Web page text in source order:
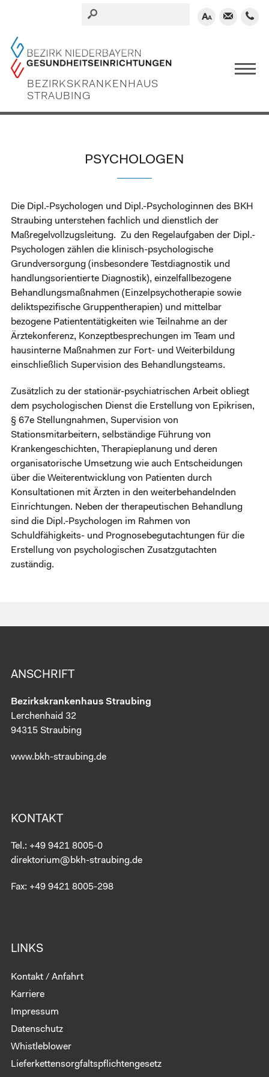
  

BEZIRKSKRANKENHAUS
STRAUBING
PSYCHOLOGEN
Die Dipl.-Psychologen und Dipl.-Psychologinnen des BKH
Straubing unterstehen fachlich und dienstlich der
Maßregelvollzugsleitung. Zu den Regelaufgaben der Dipl.-
Psychologen zählen die klinisch-psychologische
Grundversorgung (insbesondere Testdiagnostik und
handlungsorientierte Diagnostik), einzelfallbezogene
Behandlungsmaßnahmen (Einzelpsychotherapie sowie
deliktspezifische Gruppentherapien) und mittelbar
bezogene Patiententätigkeiten wie Teilnahme an der
Ärztekonferenz, Konzeptbesprechungen im Team und
hausinterne Maßnahmen zur Fort- und Weiterbildung
einschließlich Supervision des Behandlungsteams.
Zusätzlich zu der stationär-psychiatrischen Arbeit obliegt
dem psychologischen Dienst die Erstellung von Epikrisen,
§ 67e Stellungnahmen, Supervision von
Stationsmitarbeitern, selbständige Führung von
Krankengeschichten, Therapieplanung und deren
organisatorische Umsetzung wie auch Entscheidungen
über die Weiterentwicklung von Patienten durch
Konsultationen mit Ärzten in den weiterbehandelnden
Einrichtungen. Neben der therapeutischen Behandlung
sind die Dipl.-Psychologen im Rahmen von
Schuldfähigkeits- und Prognosebegutachtungen für die
Erstellung von psychologischen Zusatzgutachten
zuständig.
ANSCHRIFT
Bezirkskrankenhaus Straubing
Lerchenhaid 32
94315 Straubing
www.bkh-straubing.de
KONTAKT
Tel.: +49 9421 8005-0
direktorium@bkh-straubing.de
Fax: +49 9421 8005-298
LINKS
Kontakt / Anfahrt
Karriere
Impressum
Datenschutz
Whistleblower
Lieferkettensorgfaltspflichtengesetz